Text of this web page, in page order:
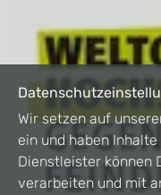
Wir setzen auf
ein und haben
Dienstleister können
verarbeiten und mit